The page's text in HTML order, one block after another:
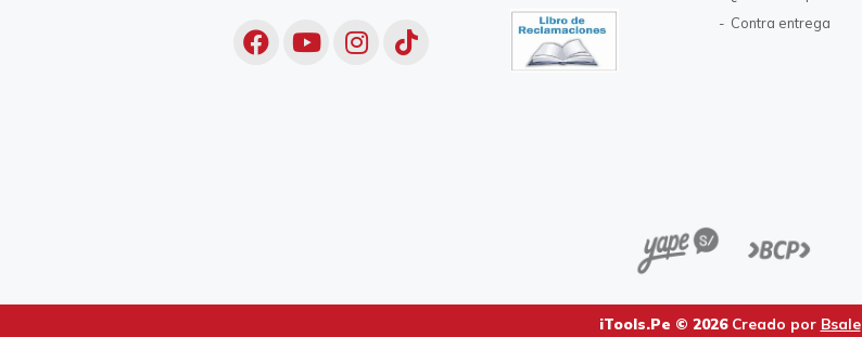
Contra entrega
iTools.Pe © 2026Creado por Bsale